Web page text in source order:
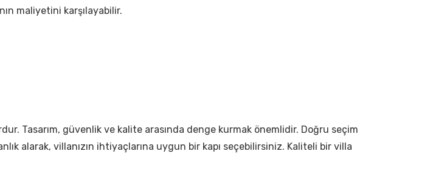
maliyetini karşılayabilir.
Tasarım, güvenlik ve kalite arasında denge kurmak önemlidir. Doğru seçim
alarak, villanızın ihtiyaçlarına uygun bir kapı seçebilirsiniz. Kaliteli bir villa